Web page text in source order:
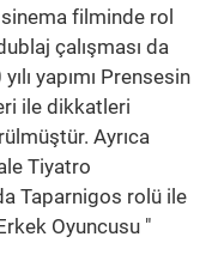
filminde rol
çalışması da
yapımı Prensesin
ile dikkatleri
Ayrıca
Tiyatro
Taparnigos rolü ile
Oyuncusu "